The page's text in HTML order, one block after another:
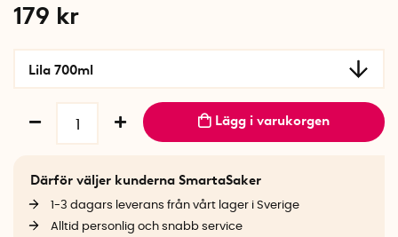
179 kr
Lila 700ml
Lägg i varukorgen
Därför väljer kunderna SmartaSaker
1-3 dagars leverans från vårt lager i Sverige
Alltid personlig och snabb service